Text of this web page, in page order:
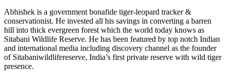
Abhishek is a government bonafide tiger-leopard tracker &
conservationist. He invested all his savings in converting a barren
hill into thick evergreen forest which the world today knows as
Sitabani Wildlife Reserve. He has been featured by top notch Indian
and international media including discovery channel as the founder
of Sitabaniwildlifereserve, India’s first private reserve with wild tiger
presence.